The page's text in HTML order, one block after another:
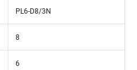
PL6-D8/3N
8
6